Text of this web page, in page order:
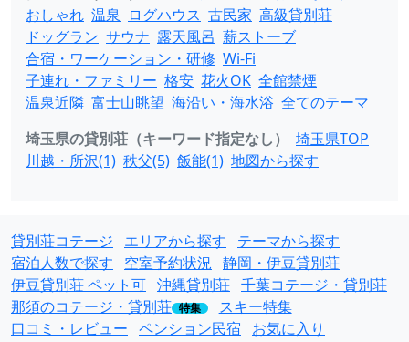
おしゃれ 温泉 ログハウス 古民家 高級貸別荘
ドッグラン サウナ 露天風呂 薪ストーブ
合宿・ワーケーション・研修 Wi-Fi
子連れ・ファミリー 格安 花火OK 全館禁煙
温泉近隣 富士山眺望 海沿い・海水浴 全てのテーマ
埼玉県の貸別荘（キーワード指定なし）
埼玉県TOP
川越・所沢(1) 秩父(5) 飯能(1) 地図から探す
貸別荘コテージ エリアから探す
テーマから探す
宿泊人数で探す
空室予約状況 静岡・伊豆貸別荘
伊豆貸別荘 ペット可 沖縄貸別荘 千葉コテージ・貸別荘
那須のコテージ・貸別荘 特集
スキー特集
口コミ・レビュー ペンション民宿 お気に入り